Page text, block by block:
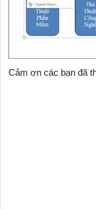
Cảm ơn các bạn đã